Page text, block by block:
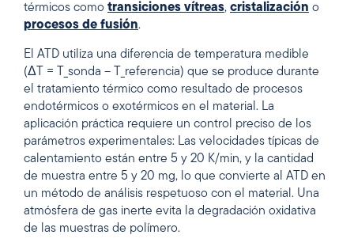
térmicos como transiciones vítreas, cristalización o
procesos de fusión.
El ATD utiliza una diferencia de temperatura medible
(ΔT = T_sonda – T_referencia) que se produce durante
el tratamiento térmico como resultado de procesos
endotérmicos o exotérmicos en el material. La
aplicación práctica requiere un control preciso de los
parámetros experimentales: Las velocidades típicas de
calentamiento están entre 5 y 20 K/min, y la cantidad
de muestra entre 5 y 20 mg, lo que convierte al ATD en
un método de análisis respetuoso con el material. Una
atmósfera de gas inerte evita la degradación oxidativa
de las muestras de polímero.